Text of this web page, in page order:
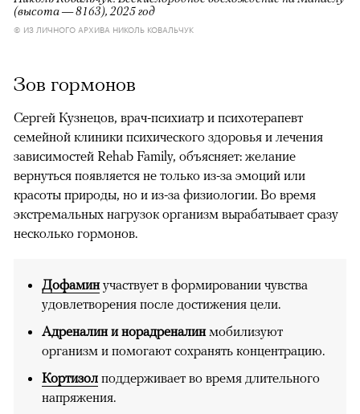
(высота — 8163), 2025 год
© ИЗ ЛИЧНОГО АРХИВА НИКОЛЬ КОВАЛЬЧУК
Зов гормонов
Сергей Кузнецов, врач-психиатр и психотерапевт
семейной клиники психического здоровья и лечения
зависимостей Rehab Family, объясняет: желание
вернуться появляется не только из-за эмоций или
красоты природы, но и из-за физиологии. Во время
экстремальных нагрузок организм вырабатывает сразу
несколько гормонов.
Дофаминучаствует в формировании чувства
удовлетворения после достижения цели.
Адреналин и норадреналинмобилизуют
организм и помогают сохранять концентрацию.
Кортизол поддерживает во время длительного
напряжения.